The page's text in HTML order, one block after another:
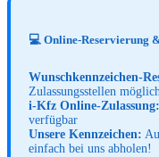
💻 Online-Reservierung
Wunschkennzeichen-
Zulassungsstellen
i-Kfz Online-Zulassung:
verfügbar
Unsere Kennzeichen:
einfach bei uns abholen!